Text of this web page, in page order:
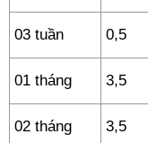
03 tuần 0,5
01 tháng 3,5
02 tháng 3,5